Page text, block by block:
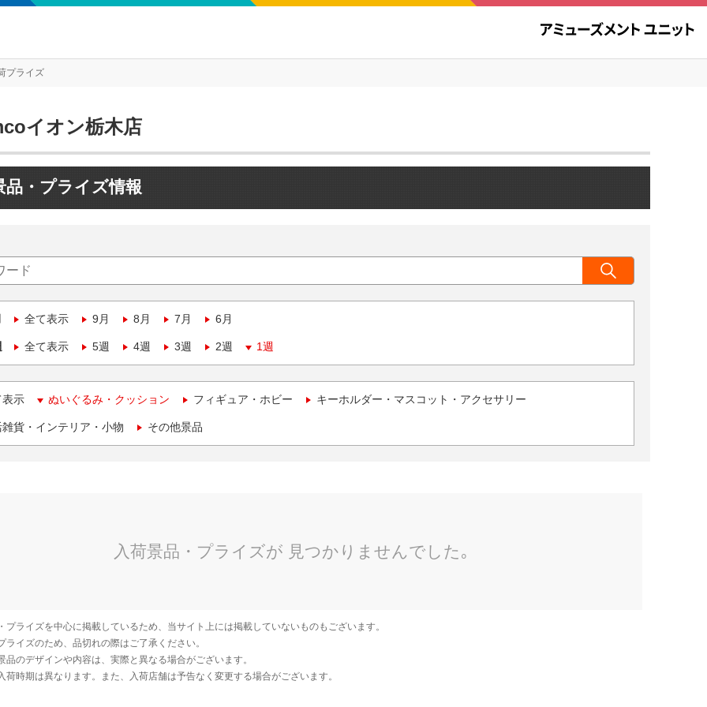
プライズ
イオン栃木店
品・プライズ情報
全て表示 9月 8月 7月 6月
全て表示 5週 4週 3週 2週 1週
表示 ぬいぐるみ・クッション フィギュア・ホビー キーホルダー・マスコット・アクセサリー
貨・インテリア・小物 その他景品